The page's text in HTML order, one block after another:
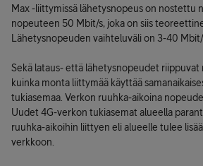
Max -liittymissä lähetysnopeus on nostettu
nopeuteen 50 Mbit/s, joka on siis
Lähetysnopeuden vaihteluväli on 3-40 Mbit/
Sekä lataus- että lähetysnopeudet riippuvat
kuinka monta liittymää käyttää
tukiasemaa. Verkon ruuhka-aikoina
Uudet 4G-verkon tukiasemat alueella
ruuhka-aikoihin liittyen eli alueelle tulee
verkkoon.